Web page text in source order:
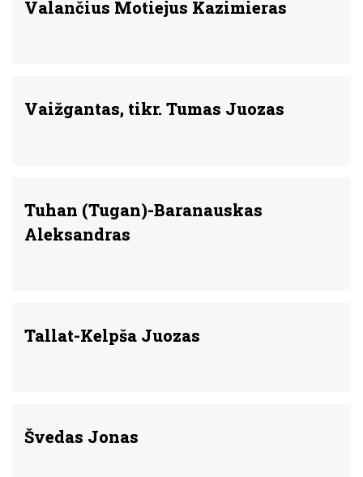
Valančius Motiejus Kazimieras
Vaižgantas, tikr. Tumas Juozas
Tuhan (Tugan)-Baranauskas
Aleksandras
Tallat-Kelpša Juozas
Švedas Jonas